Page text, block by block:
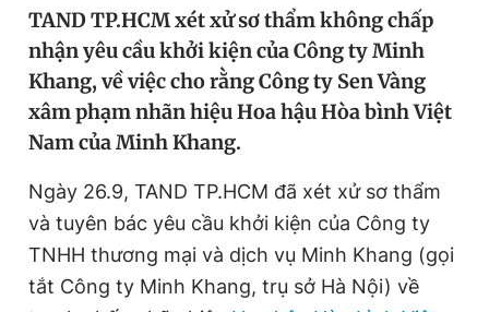
Video Magazine
Sản phẩm khác
Tiện ích
Thông tin tòa soạn Liên hệ quảng cáo
TAND TP.HCM xét xử sơ thẩm không chấp
nhận yêu cầu khởi kiện của Công ty Minh
Khang, về việc cho rằng Công ty Sen Vàng
xâm phạm nhãn hiệu Hoa hậu Hòa bình Việt
Nam của Minh Khang.
Ngày 26.9, TAND TP.HCM đã xét xử sơ thẩm
và tuyên bác yêu cầu khởi kiện của Công ty
TNHH thương mại và dịch vụ Minh Khang (gọi
tắt Công ty Minh Khang, trụ sở Hà Nội) về